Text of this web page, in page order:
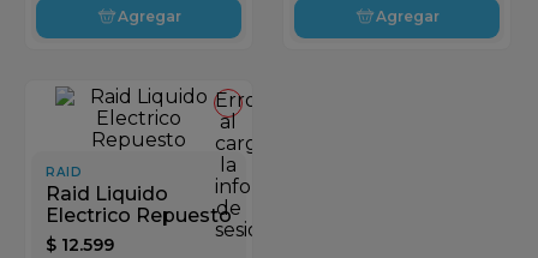
Agregar Agregar
Error
al
cargar
la
información
de
sesión
RAID
Raid Liquido
Electrico Repuesto
$ 12.599